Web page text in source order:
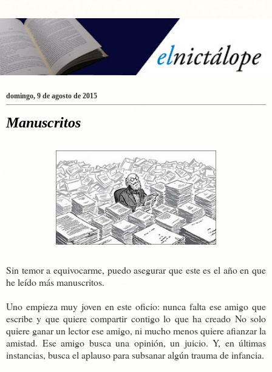
domingo, 9 de agosto de 2015
Manuscritos
Sin temor a equivocarme, puedo asegurar que este es el año en que
he leído más manuscritos.
Uno empieza muy joven en este oficio: nunca falta ese amigo que
escribe y que quiere compartir contigo lo que ha creado No solo
quiere ganar un lector ese amigo, ni mucho menos quiere afianzar la
amistad. Ese amigo busca una opinión, un juicio. Y, en últimas
instancias, busca el aplauso para subsanar algún trauma de infancia.